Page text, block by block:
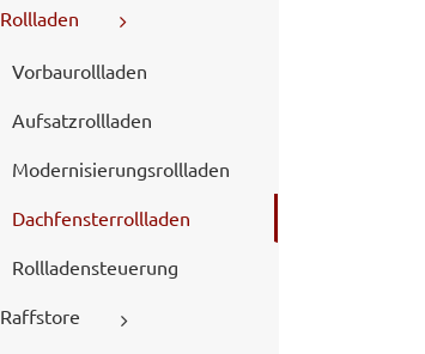
Rollladen
Vorbaurollladen
Aufsatzrollladen
Modernisierungsrollladen
Dachfensterrollladen
Rollladensteuerung
Raffstore